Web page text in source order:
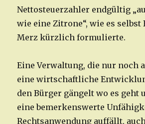
Nettosteuerzahler endgültig
wie eine Zitrone“, wie es selbst
Merz kürzlich formulierte.
Eine Verwaltung, die nur noch
eine wirtschaftliche
den Bürger gängelt wo es geht
eine bemerkenswerte
Rechtsanwendung auffällt,